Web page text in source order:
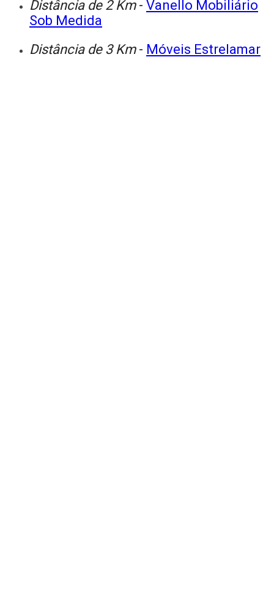
Distância de 2 Km - Vanello Mobiliário
Sob Medida
Distância de 3 Km - Móveis Estrelamar